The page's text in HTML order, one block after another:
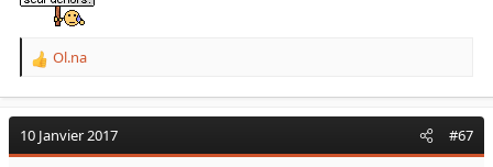
R
t
Ol.na
10 Janvier 2017 #67